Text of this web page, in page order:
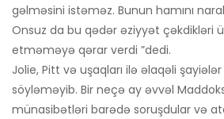
gəlməsini istəməz. Bunun hamını
Onsuz da bu qədər əziyyət çəkdikləri
etməməyə qərar verdi ”dedi.
Jolie, Pitt və uşaqları ilə əlaqəli
söyləməyib. Bir neçə ay əvvəl
münasibətləri barədə soruşdular və